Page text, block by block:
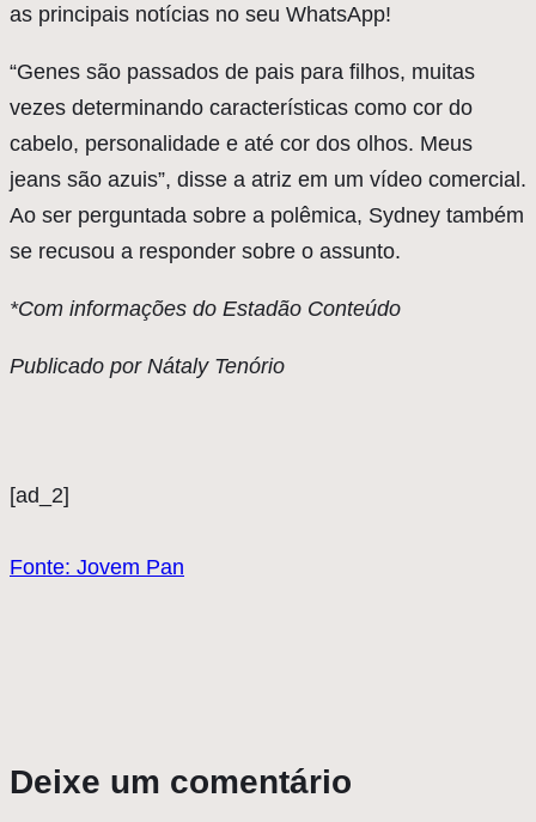
as principais notícias no seu WhatsApp!
“Genes são passados de pais para filhos, muitas
vezes determinando características como cor do
cabelo, personalidade e até cor dos olhos. Meus
jeans são azuis”, disse a atriz em um vídeo comercial.
Ao ser perguntada sobre a polêmica, Sydney também
se recusou a responder sobre o assunto.
*Com informações do Estadão Conteúdo
Publicado por Nátaly Tenório
[ad_2]
Fonte: Jovem Pan
Deixe um comentário